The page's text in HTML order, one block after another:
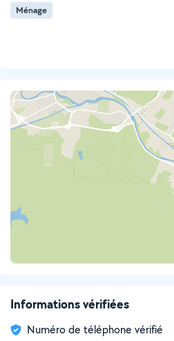
Ménage
Informations vérifiées
Numéro de téléphone vérifié